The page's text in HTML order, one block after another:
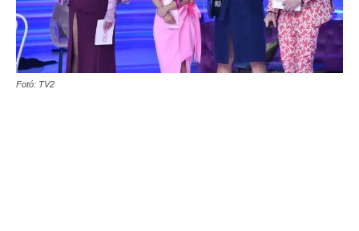
Fotó: TV2